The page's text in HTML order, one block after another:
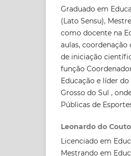
Graduado em
(Lato Sensu),
como docente na
aulas, coordenação
de iniciação
função
Educação e líder
Grosso do Sul ,
Públicas de
Leonardo do
Licenciado em
Mestrando em